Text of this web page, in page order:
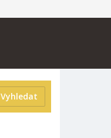
Vyhledat